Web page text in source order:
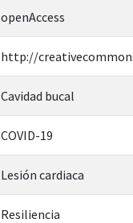
openAccess
http://
Cavidad bucal
COVID-19
Lesión cardiaca
Resiliencia